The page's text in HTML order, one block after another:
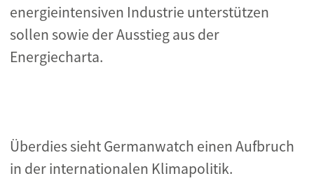
energieintensiven Industrie unterstützen
sollen sowie der Ausstieg aus der
Energiecharta.
Überdies sieht Germanwatch einen Aufbruch
in der internationalen Klimapolitik.